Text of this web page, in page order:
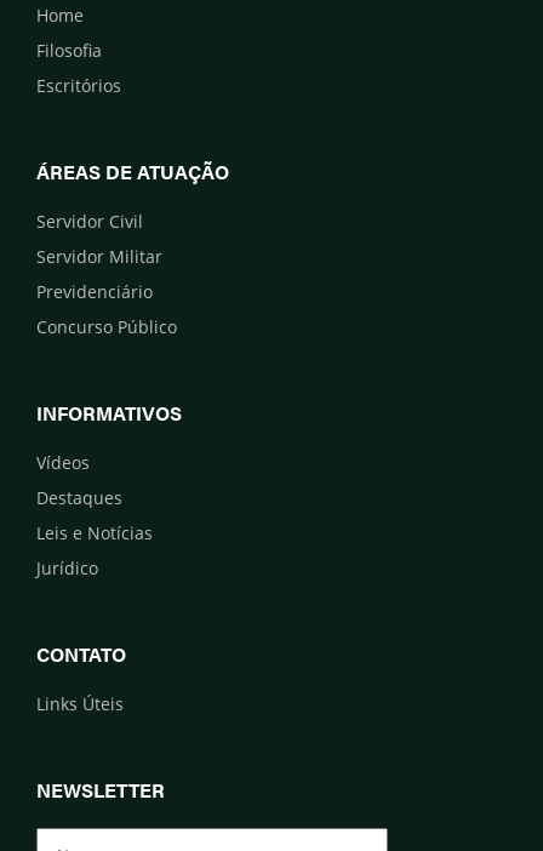
Home
Filosofia
Escritórios
ÁREAS DE ATUAÇÃO
Servidor Civil
Servidor Militar
Previdenciário
Concurso Público
INFORMATIVOS
Vídeos
Destaques
Leis e Notícias
Jurídico
CONTATO
Links Úteis
NEWSLETTER